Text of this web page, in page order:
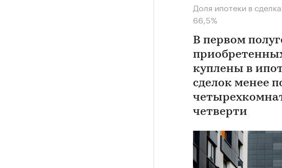
Доля ипотеки в
66,5%
В первом
куплены в
сделок менее
четверти